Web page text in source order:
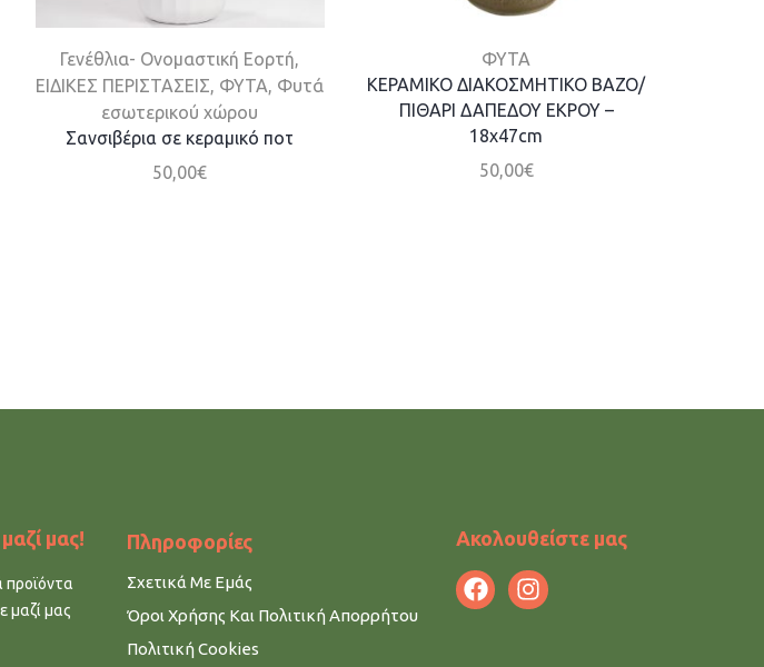
Γενέθλια- Ονομαστική Εορτή,
ΕΙΔΙΚΕΣ ΠΕΡΙΣΤΑΣΕΙΣ, ΦΥΤΑ, Φυτά
εσωτερικού χώρου
Σανσιβέρια σε κεραμικό ποτ
50,00€
ΦΥΤΑ
ΚΕΡΑΜΙΚΟ ΔΙΑΚΟΣΜΗΤΙΚΟ ΒΑΖΟ/
ΠΙΘΑΡΙ ΔΑΠΕΔΟΥ ΕΚΡΟΥ –
18x47cm
50,00€
μας!
προϊόντα
μαζί μας
Πληροφορίες
Σχετικά Με Εμάς
Όροι Χρήσης Και Πολιτική Απορρήτου
Πολιτική Cookies
Ακολουθείστε μας